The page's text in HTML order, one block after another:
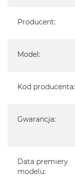
iMac jest
Istnieje
Posiada
Producent:
Model:
Kod producenta:
Gwarancja:
Data premiery
modelu: